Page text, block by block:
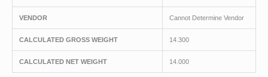
VENDOR Cannot Determine Vendor
CALCULATED GROSS WEIGHT 14.300
CALCULATED NET WEIGHT 14.000